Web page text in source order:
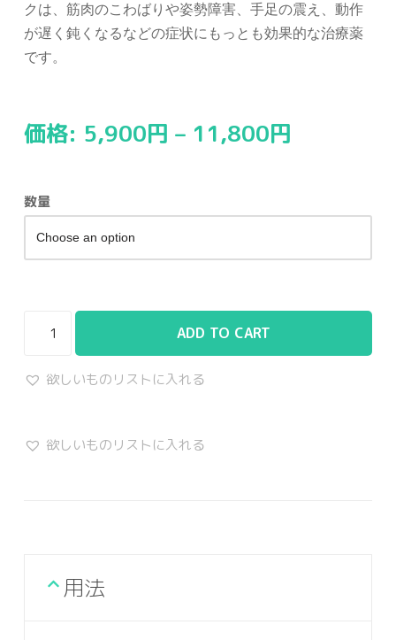
クは、筋肉のこわばりや姿勢障害、手足の震え、動作
が遅く鈍くなるなどの症状にもっとも効果的な治療薬
です。
価格: 5,900円 – 11,800円
数量
ADD TO CART
欲しいものリストに入れる
欲しいものリストに入れる
用法